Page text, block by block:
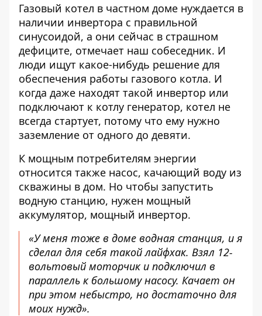
Газовый котел в частном доме нуждается в
наличии инвертора с правильной
синусоидой, а они сейчас в страшном
дефиците, отмечает наш собеседник. И
люди ищут какое-нибудь решение для
обеспечения работы газового котла. И
когда даже находят такой инвертор или
подключают к котлу генератор, котел не
всегда стартует, потому что ему нужно
заземление от одного до девяти.
К мощным потребителям энергии
относится также насос, качающий воду из
скважины в дом. Но чтобы запустить
водную станцию, нужен мощный
аккумулятор, мощный инвертор.
«У меня тоже в доме водная станция, и я
сделал для себя такой лайфхак. Взял 12-
вольтовый моторчик и подключил в
параллель к большому насосу. Качает он
при этом небыстро, но достаточно для
моих нужд».